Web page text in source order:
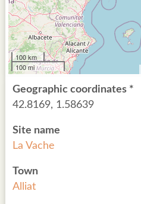
100 km
100 mi
Geographic coordinates *
42.8169, 1.58639
Site name
La Vache
Town
Alliat